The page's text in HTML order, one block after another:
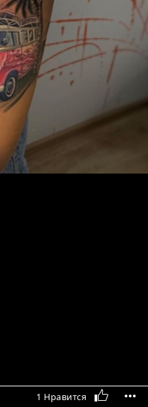
1 Нравится